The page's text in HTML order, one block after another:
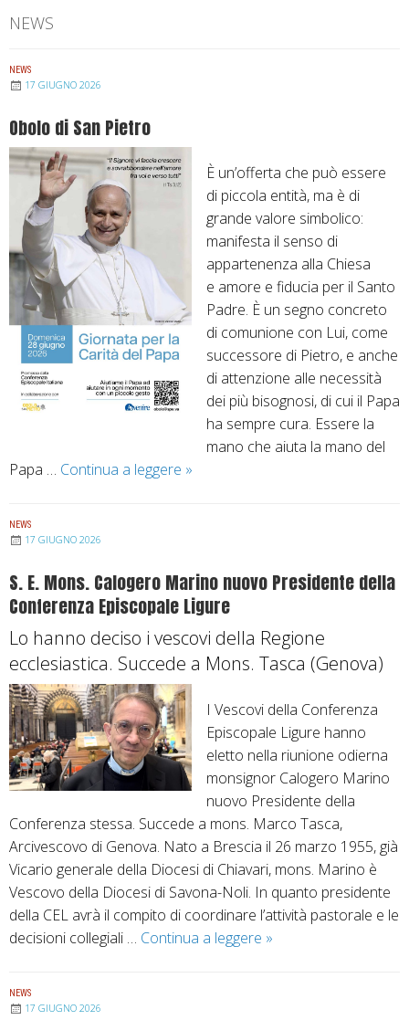
NEWS
NEWS
17 GIUGNO 2026
Obolo di San Pietro
È un’offerta che può essere
di piccola entità, ma è di
grande valore simbolico:
manifesta il senso di
appartenenza alla Chiesa
e amore e fiducia per il Santo
Padre. È un segno concreto
di comunione con Lui, come
successore di Pietro, e anche
di attenzione alle necessità
dei più bisognosi, di cui il Papa
ha sempre cura. Essere la
mano che aiuta la mano del
Papa … Continua a leggere O
d
i
n
e
t
r
»
NEWS
17 GIUGNO 2026
S. E. Mons. Calogero Marino nuovo Presidente della
Conferenza Episcopale Ligure
Lo hanno deciso i vescovi della Regione
ecclesiastica. Succede a Mons. Tasca (Genova)
I Vescovi della Conferenza
Episcopale Ligure hanno
eletto nella riunione odierna
monsignor Calogero Marino
nuovo Presidente della
Conferenza stessa. Succede a mons. Marco Tasca,
Arcivescovo di Genova. Nato a Brescia il 26 marzo 1955, già
Vicario generale della Diocesi di Chiavari, mons. Marino è
Vescovo della Diocesi di Savona-Noli. In quanto presidente
della CEL avrà il compito di coordinare l’attività pastorale e le
decisioni collegiali … Continua a leggere S
»
NEWS
17 GIUGNO 2026